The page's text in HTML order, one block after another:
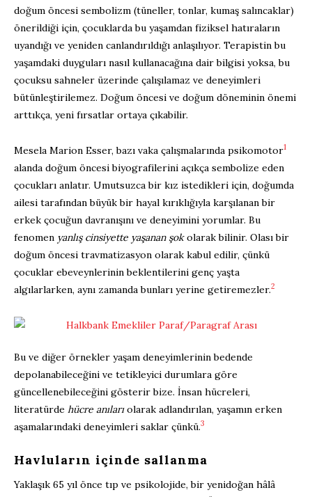
doğum öncesi sembolizm (tüneller, tonlar, kumaş salıncaklar)
önerildiği için, çocuklarda bu yaşamdan fiziksel hatıraların
uyandığı ve yeniden canlandırıldığı anlaşılıyor. Terapistin bu
yaşamdaki duyguları nasıl kullanacağına dair bilgisi yoksa, bu
çocuksu sahneler üzerinde çalışılamaz ve deneyimleri
bütünleştirilemez. Doğum öncesi ve doğum döneminin önemi
arttıkça, yeni fırsatlar ortaya çıkabilir.
Mesela Marion Esser, bazı vaka çalışmalarında psikomotor1
alanda doğum öncesi biyografilerini açıkça sembolize eden
çocukları anlatır. Umutsuzca bir kız istedikleri için, doğumda
ailesi tarafından büyük bir hayal kırıklığıyla karşılanan bir
erkek çocuğun davranışını ve deneyimini yorumlar. Bu
fenomen yanlış cinsiyette yaşanan şokolarak bilinir. Olası bir
doğum öncesi travmatizasyon olarak kabul edilir, çünkü
çocuklar ebeveynlerinin beklentilerini genç yaşta
algılarlarken, aynı zamanda bunları yerine getiremezler.2
Bu ve diğer örnekler yaşam deneyimlerinin bedende
depolanabileceğini ve tetikleyici durumlara göre
güncellenebileceğini gösterir bize. İnsan hücreleri,
literatürde hücre anılarıolarak adlandırılan, yaşamın erken
aşamalarındaki deneyimleri saklar çünkü.3
Havluların içinde sallanma
Yaklaşık 65 yıl önce tıp ve psikolojide, bir yenidoğan hâlâ